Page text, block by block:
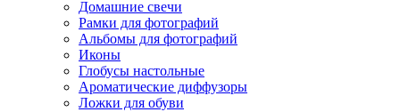
Домашние свечи
Рамки для фотографий
Альбомы для фотографий
Иконы
Глобусы настольные
Ароматические диффузоры
Ложки для обуви